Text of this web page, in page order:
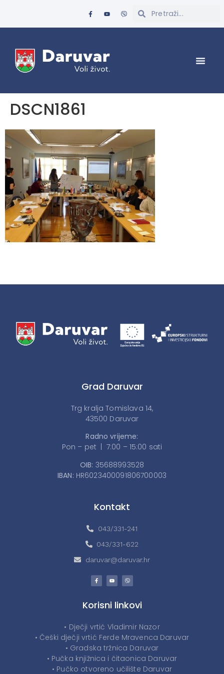
DSCN1861
Grad Daruvar
Trg kralja Tomislava 14,
43500 Daruvar
Radno vrijeme:
Pon – pet | 7:00 – 15:00 sati
OIB: 35688993528
IBAN: HR6023400091806700003
Kontakt
043/331-241
043/331-622
daruvar@daruvar.hr
Korisni linkovi
• Dječji vrtić Vladimir Nazor
• Češki dječji vrtić Ferde Mravenca Daruvar
• Gradska tržnica Daruvar
• Pučka knjižnica i čitaonica Daruvar
• Pučko otvoreno učilište Daruvar